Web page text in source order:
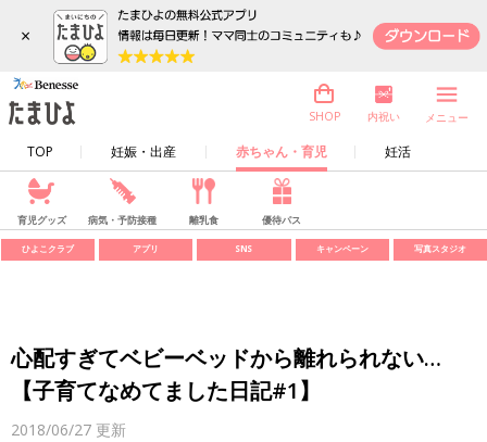
×
TOP 妊娠・出産 赤ちゃん・育児 妊活
SHOP 内祝い メニュー
育児グッズ 病気・予防接種 離乳食 優待パス
ひよこクラブ アプリ SNS キャンペーン 写真スタジオ
心配すぎてベビーベッドから離れられない…
【子育てなめてました日記#1】
2018/06/27 更新